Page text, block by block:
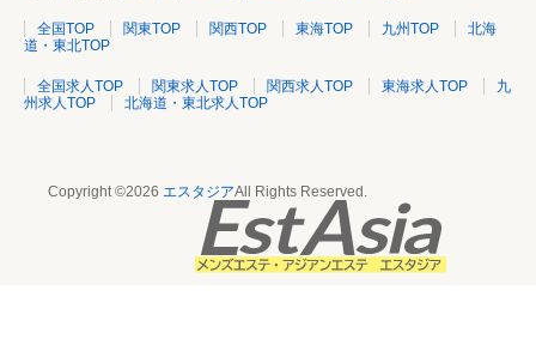
全国TOP 関東TOP 関西TOP 東海TOP 九州TOP
北海
道・東北TOP
全国求人TOP 関東求人TOP 関西求人TOP 東海求人TOP
九
州求人TOP
北海道・東北求人TOP
Copyright ©2026 エスタジアAll Rights Reserved.